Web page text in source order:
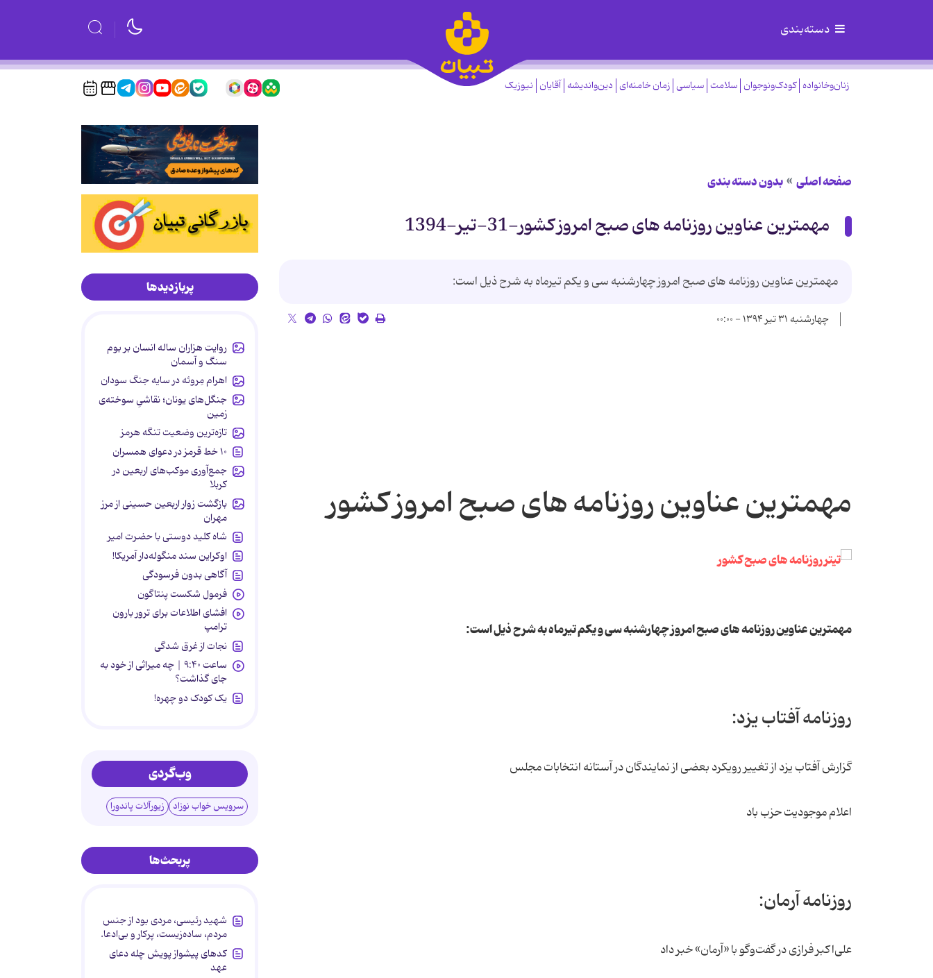
دسته‌بندی
زنان‌وخانواده کودک‌ونوجوان سلامت سیاسی زمان خامنه‌ای دین‌واندیشه آقایان نیوزیک
صفحه اصلی بدون دسته بندی
مهمترین عناوین روزنامه های صبح امروز کشور-31-تیر-1394
مهمترین عناوین روزنامه های صبح امروز چهارشنبه سی و یکم تیرماه به شرح ذیل است:
چهارشنبه ۳۱ تیر ۱۳۹۴ - ۰۰:۰۰
مهمترین عناوین روزنامه های صبح امروز کشور
مهمترین عناوین روزنامه های صبح امروز چهارشنبه سی و یکم تیرماه به شرح ذیل است:
روزنامه آفتاب یزد:
گزارش آفتاب یزد از تغییر رویکرد بعضی از نمایندگان در آستانه انتخابات مجلس
اعلام موجودیت حزب باد
روزنامه آرمان:
علی‌اکبر فرازی در گفت‌وگو با «آرمان» خبر داد
پربازدیدها
روایت هزاران ساله انسان بر بوم
سنگ و آسمان
اهرام مِروئه در سایه جنگ سودان
جنگل‌های یونان؛ نقاشیِ سوخته‌ی
زمین
تازه‌ترین وضعیت تنگه هرمز
۱۰ خط قرمز در دعوای همسران
جمع‌آوری موکب‌های اربعین در
کربلا
بازگشت زوار اربعین حسینی از مرز
مهران
شاه کلید دوستی با حضرت امیر
اوکراین سند منگوله‌دار آمریکا!
آگاهی بدون فرسودگی
فرمول شکست پنتاگون
افشای اطلاعات برای ترور بارون
ترامپ
نجات از غرق شدگی
ساعت ۹:۴۰ | چه میراثی از خود به
جای گذاشت؟
یک کودک دو چهره!
وب‌گردی
سرویس خواب نوزاد زیورآلات پاندورا
پربحث‌ها
شهید رئیسی، مردی بود از جنس
مردم، ساده‌زیست، پرکار و بی‌ادعا.
کدهای پیشواز پویش چله دعای
عهد